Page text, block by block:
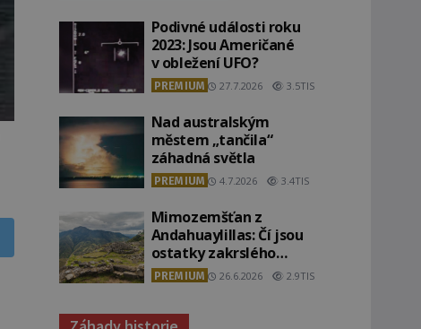
Podivné události roku
2023: Jsou Američané
v obležení UFO?
PREMIUM 27.7.2026 3.5TIS
Nad australským
městem „tančila“
záhadná světla
PREMIUM 4.7.2026 3.4TIS
Mimozemšťan z
Andahuaylillas: Čí jsou
ostatky zakrslého
stvoření s ohromnou
lebkou?
PREMIUM 26.6.2026 2.9TIS